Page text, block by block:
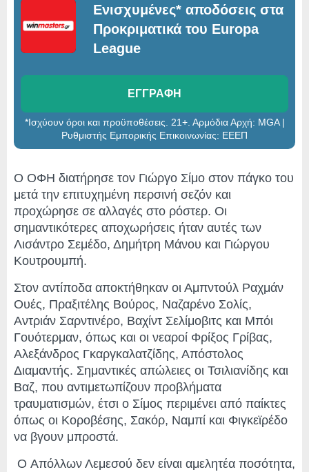
Ενισχυμένες* αποδόσεις στα
Προκριματικά του Europa
League
ΕΓΓΡΑΦΗ
*Ισχύουν όροι και προϋποθέσεις. 21+. Αρμόδια Αρχή: MGA |
Ρυθμιστής Εμπορικής Επικοινωνίας: ΕΕΕΠ
Ο ΟΦΗ διατήρησε τον Γιώργο Σίμο στον πάγκο του
μετά την επιτυχημένη περσινή σεζόν και
προχώρησε σε αλλαγές στο ρόστερ. Οι
σημαντικότερες αποχωρήσεις ήταν αυτές των
Λισάντρο Σεμέδο, Δημήτρη Μάνου και Γιώργου
Κουτρουμπή.
Στον αντίποδα αποκτήθηκαν οι Αμπντούλ Ραχμάν
Ουές, Πραξιτέλης Βούρος, Ναζαρένο Σολίς,
Αντριάν Σαρντινέρο, Βαχίντ Σελίμοβιτς και Μπόι
Γουότερμαν, όπως και οι νεαροί Φρίξος Γρίβας,
Αλεξάνδρος Γκαργκαλατζίδης, Απόστολος
Διαμαντής. Σημαντικές απώλειες οι Τσιλιανίδης και
Βαζ, που αντιμετωπίζουν προβλήματα
τραυματισμών, έτσι ο Σίμος περιμένει από παίκτες
όπως οι Κοροβέσης, Σακόρ, Ναμπί και Φιγκεϊρέδο
να βγουν μπροστά.
O Απόλλων Λεμεσού δεν είναι αμελητέα ποσότητα,